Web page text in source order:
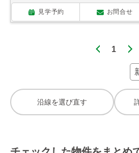
見学予約 お問合せ
1
沿線を選び直す